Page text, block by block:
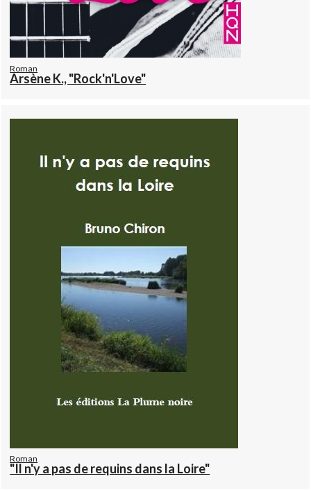
Roman
Arsène K., "Rock'n'Love"
Roman
"Il n'y a pas de requins dans la Loire"